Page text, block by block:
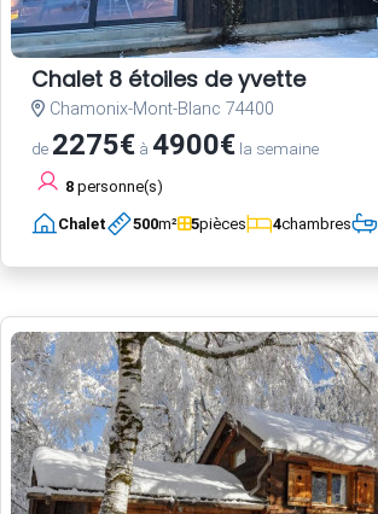
Chalet 8 étoiles de yvette
Chamonix-Mont-Blanc 74400
de 2275€ à 4900€ la semaine
8 personne(s)
Chalet 500m² 5pièces 4chambres